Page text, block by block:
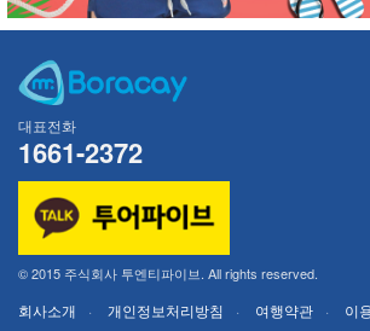
대표전화
1661-2372
© 2015 주식회사 투엔티파이브. All rights reserved.
회사소개 개인정보처리방침 여행약관
이